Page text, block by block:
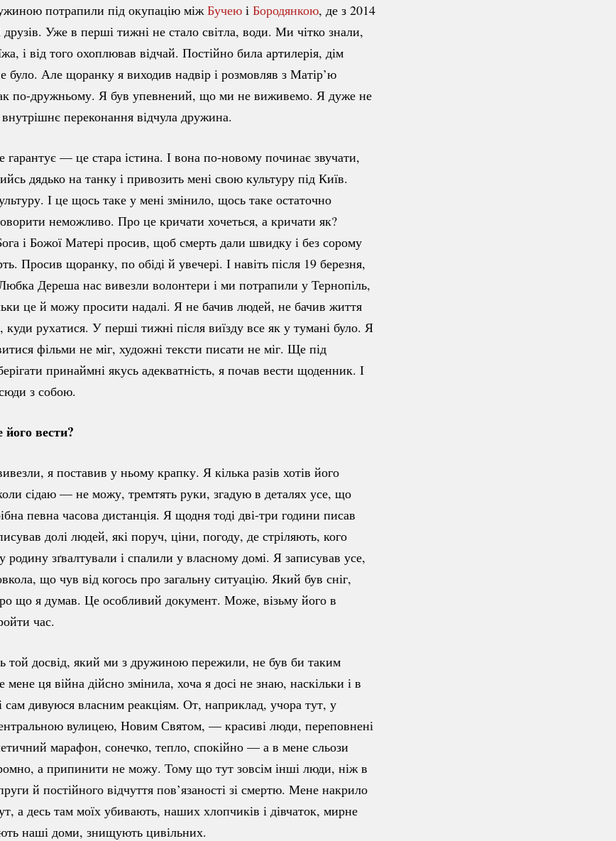
потрапили під окупацію міжБучею і Бородянкою, де з 2014
Уже в перші тижні не стало світла, води. Ми чітко знали,
і від того охоплював відчай. Постійно била артилерія, дім
було. Але щоранку я виходив надвір і розмовляв з Матір’ю
по-дружньому. Я був упевнений, що ми не виживемо. Я дуже не
переконання відчула дружина.
гарантує — це стара істина. І вона по-новому починає звучати,
дядько на танку і привозить мені свою культуру під Київ.
І це щось таке у мені змінило, щось таке остаточно
неможливо. Про це кричати хочеться, а кричати як?
і Божої Матері просив, щоб смерть дали швидку і без сорому
Просив щоранку, по обіді й увечері. І навіть після 19 березня,
Дереша нас вивезли волонтери і ми потрапили у Тернопіль,
це й можу просити надалі. Я не бачив людей, не бачив життя
куди рухатися. У перші тижні після виїзду все як у тумані було. Я
фільми не міг, художні тексти писати не міг. Ще під
принаймні якусь адекватність, я почав вести щоденник. І
з собою.
вести?
я поставив у ньому крапку. Я кілька разів хотів його
сідаю — не можу, тремтять руки, згадую в деталях усе, що
певна часова дистанція. Я щодня тоді дві-три години писав
долі людей, які поруч, ціни, погоду, де стріляють, кого
родину зґвалтували і спалили у власному домі. Я записував усе,
що чув від когось про загальну ситуацію. Який був сніг,
що я думав. Це особливий документ. Може, візьму його в
час.
той досвід, який ми з дружиною пережили, не був би таким
ця війна дійсно змінила, хоча я досі не знаю, наскільки і в
сам дивуюся власним реакціям. От, наприклад, учора тут, у
вулицею, Новим Святом, — красиві люди, переповнені
марафон, сонечко, тепло, спокійно — а в мене сльози
а припинити не можу. Тому що тут зовсім інші люди, ніж в
й постійного відчуття пов’язаності зі смертю. Мене накрило
а десь там моїх убивають, наших хлопчиків і дівчаток, мирне
наші доми, знищують цивільних.